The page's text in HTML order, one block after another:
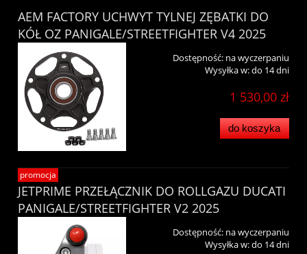
AEM FACTORY UCHWYT TYLNEJ ZĘBATKI DO
KÓŁ OZ PANIGALE/STREETFIGHTER V4 2025
Dostępność: na wyczerpaniu
Wysyłka w:do 14 dni
1 530,00 zł
do koszyka
JETPRIME PRZEŁĄCZNIK DO ROLLGAZU DUCATI
PANIGALE/STREETFIGHTER V2 2025
Dostępność: na wyczerpaniu
Wysyłka w:do 14 dni
promocja